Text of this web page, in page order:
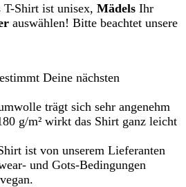
T-Shirt ist unisex, Mädels Ihr
auswählen! Bitte beachtet unsere
Deine nächsten
trägt sich sehr angenehm
g/m² wirkt das Shirt ganz leicht
ist von unserem Lieferanten
und Gots-Bedingungen